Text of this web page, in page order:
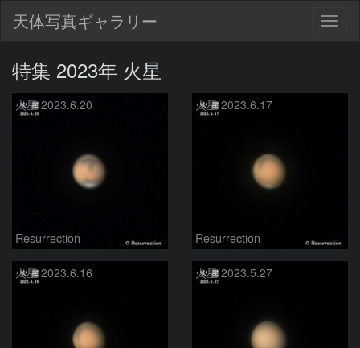
天体写真ギャラリー
特集 2023年 火星
火星 2023.6.20
Resurrection
火星 2023.6.17
Resurrection
火星 2023.6.16 火星 2023.5.27